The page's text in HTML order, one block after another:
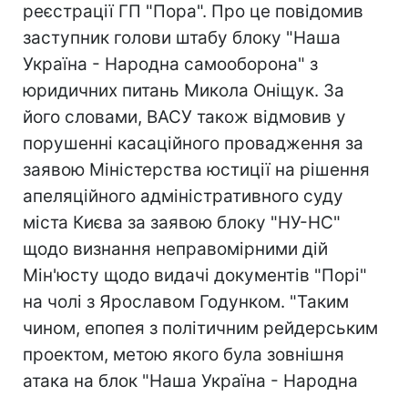
реєстрації ГП "Пора". Про це повідомив
заступник голови штабу блоку "Наша
Україна - Народна самооборона" з
юридичних питань Микола Оніщук. За
його словами, ВАСУ також відмовив у
порушенні касаційного провадження за
заявою Міністерства юстиції на рішення
апеляційного адміністративного суду
міста Києва за заявою блоку "НУ-НС"
щодо визнання неправомірними дій
Мін'юсту щодо видачі документів "Порі"
на чолі з Ярославом Годунком. "Таким
чином, епопея з політичним рейдерським
проектом, метою якого була зовнішня
атака на блок "Наша Україна - Народна